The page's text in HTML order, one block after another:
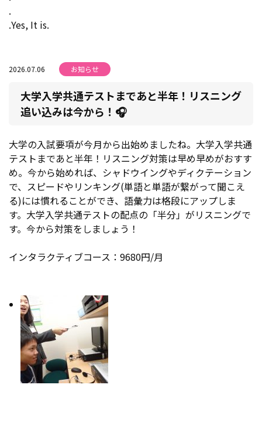
.
.Yes, It is.
2026.07.06 お知らせ
大学入学共通テストまであと半年！リスニング
追い込みは今から！🎧
大学の入試要項が今月から出始めましたね。大学入学共通
テストまであと半年！リスニング対策は早め早めがおすす
め。今から始めれば、シャドウイングやディクテーション
で、スピードやリンキング(単語と単語が繋がって聞こえ
る)には慣れることができ、語彙力は格段にアップしま
す。大学入学共通テストの配点の「半分」がリスニングで
す。今から対策をしましょう！
インタラクティブコース：9680円/月